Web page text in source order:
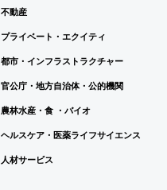
不動産
プライベート・エクイティ
都市・インフラストラクチャー
官公庁・地方自治体・公的機関
農林水産・食 ・バイオ
ヘルスケア・医薬ライフサイエンス
人材サービス